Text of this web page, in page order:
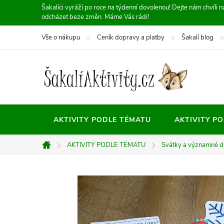
Šakalíci vyráží po roce na týdenní dovolenou! Dejte nám
odcházet beze změn. Máme Vás rádi!
Vše o nákupu Ceník dopravy a platby Šakalí blog
AKTIVITY PODLE TÉMATU AKTIVITY
Domů
AKTIVITY PODLE TÉMATU Svátky a významné